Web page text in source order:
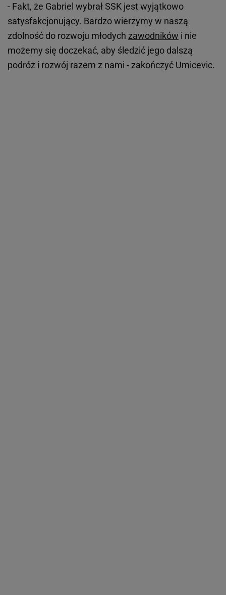
- Fakt, że Gabriel wybrał SSK jest wyjątkowo
satysfakcjonujący. Bardzo wierzymy w naszą
zdolność do rozwoju młodych zawodników i nie
możemy się doczekać, aby śledzić jego dalszą
podróż i rozwój razem z nami - zakończyć Umicevic.